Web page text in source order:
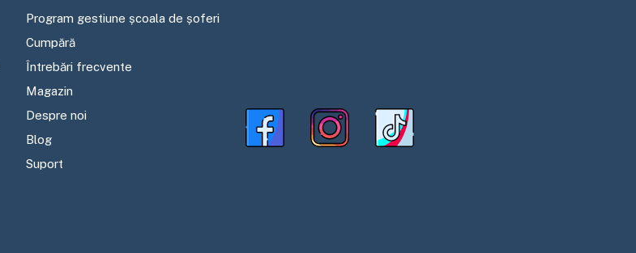
Program gestiune școala de șoferi
Cumpără
Întrebări frecvente
Magazin
Despre noi
Blog
Suport